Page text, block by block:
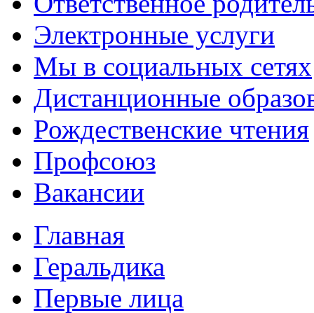
Электронные услуги
Мы в социальных сетях
Дистанционные
Рождественские чтения
Профсоюз
Вакансии
Главная
Геральдика
Первые лица